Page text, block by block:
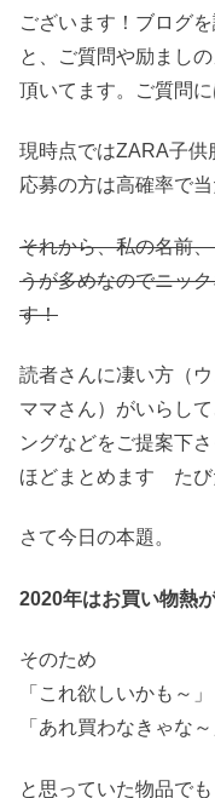
ございます！ブログ
と、ご質問や励まし
頂いてます。ご質問
現時点ではZARA子供
応募の方は高確率で
それから、私の名前
うが多めなのでニッ
す！
読者さんに凄い方（
ママさん）がいらし
ングなどをご提案下
ほどまとめます たび
さて今日の本題。
2020年はお買い物熱
そのため
「これ欲しいかも～」
「あれ買わなきゃな～
と思っていた物品でも